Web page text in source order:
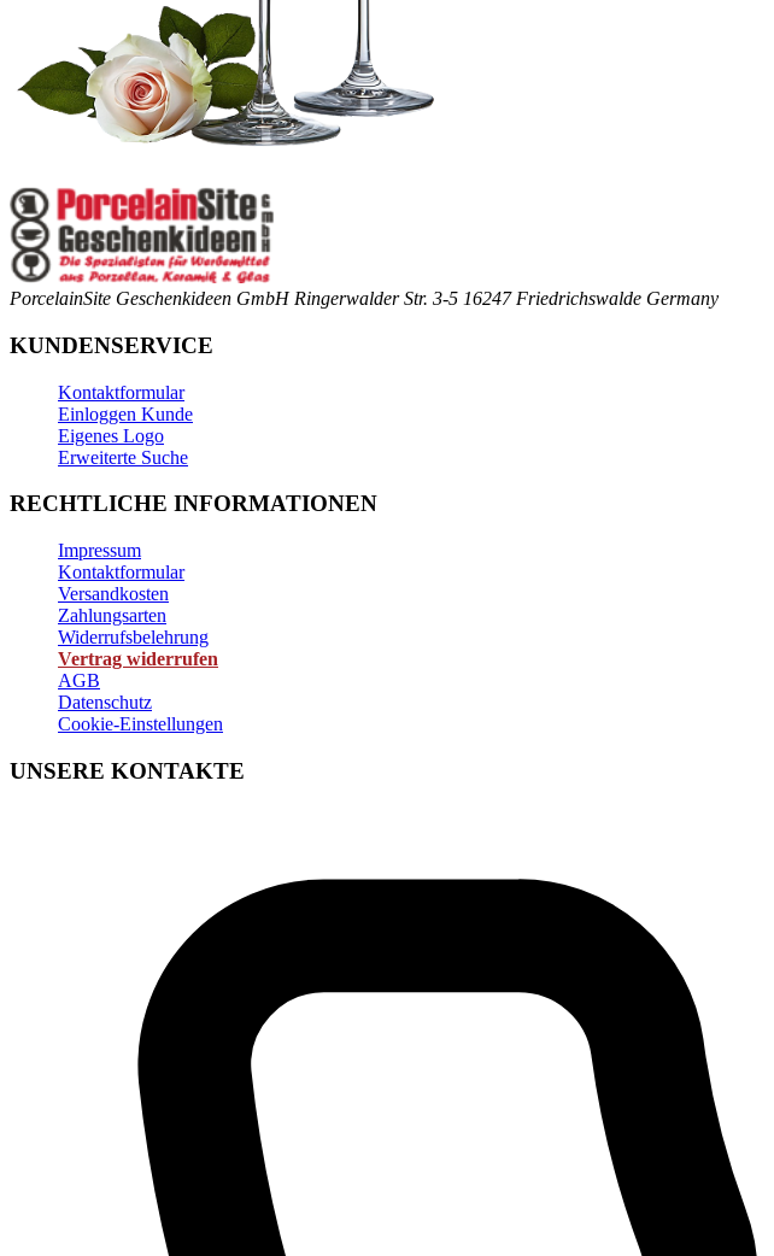
PorcelainSite Geschenkideen GmbH Ringerwalder Str. 3-5 16247 Friedrichswalde Germany
KUNDENSERVICE
Kontaktformular
Einloggen Kunde
Eigenes Logo
Erweiterte Suche
RECHTLICHE INFORMATIONEN
Impressum
Kontaktformular
Versandkosten
Zahlungsarten
Widerrufsbelehrung
Vertrag widerrufen
AGB
Datenschutz
Cookie-Einstellungen
UNSERE KONTAKTE